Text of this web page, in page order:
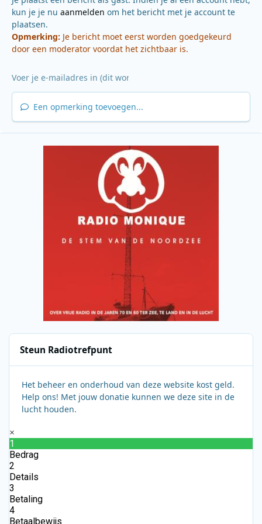
kun je je nu aanmelden om het bericht met je account te
plaatsen.
Opmerking: Je bericht moet eerst worden goedgekeurd
door een moderator voordat het zichtbaar is.
Een opmerking toevoegen...
Steun Radiotrefpunt
Het beheer en onderhoud van deze website kost geld.
Help ons! Met jouw donatie kunnen we deze site in de
lucht houden.